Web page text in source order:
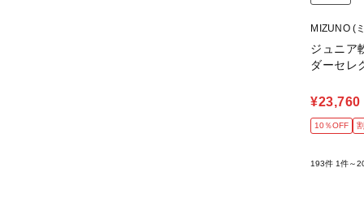
MIZUNO (
ジュニア
ダーセレ
¥23,760
10％OFF
193件 1件～